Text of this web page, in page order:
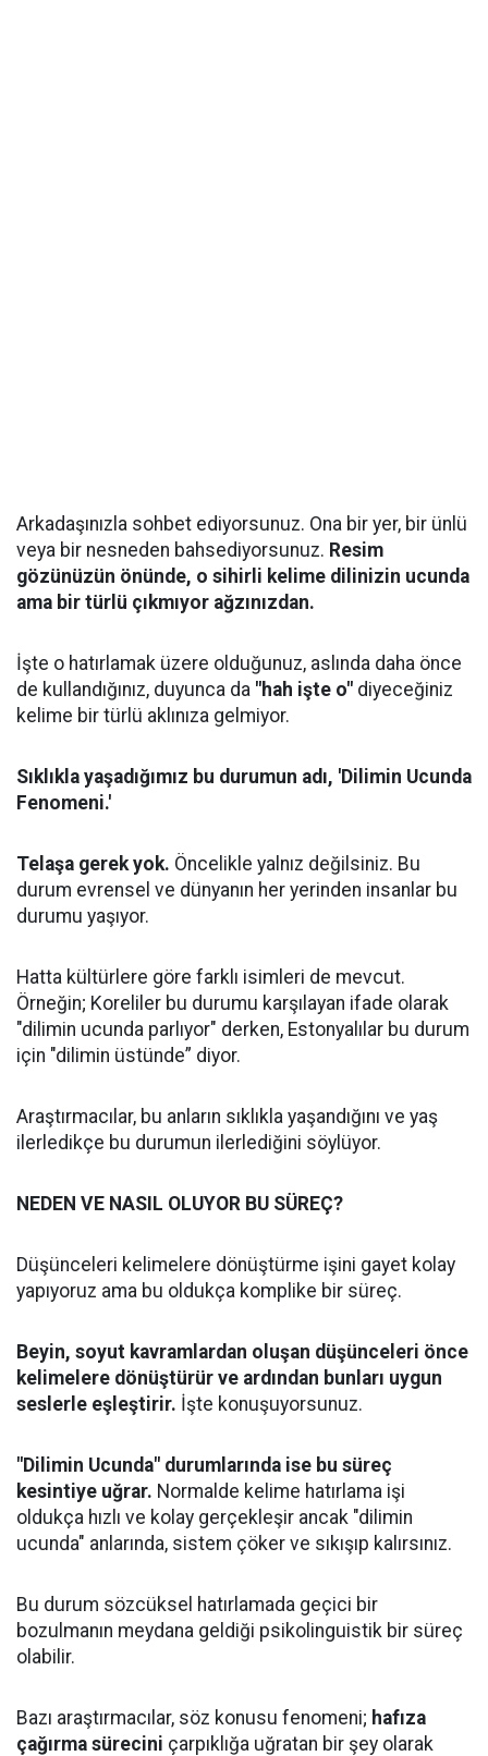
Arkadaşınızla sohbet ediyorsunuz. Ona bir yer, bir ünlü
veya bir nesneden bahsediyorsunuz. Resim
gözünüzün önünde, o sihirli kelime dilinizin ucunda
ama bir türlü çıkmıyor ağzınızdan.
İşte o hatırlamak üzere olduğunuz, aslında daha önce
de kullandığınız, duyunca da "hah işte o" diyeceğiniz
kelime bir türlü aklınıza gelmiyor.
Sıklıkla yaşadığımız bu durumun adı, 'Dilimin Ucunda
Fenomeni.'
Telaşa gerek yok. Öncelikle yalnız değilsiniz. Bu
durum evrensel ve dünyanın her yerinden insanlar bu
durumu yaşıyor.
Hatta kültürlere göre farklı isimleri de mevcut.
Örneğin; Koreliler bu durumu karşılayan ifade olarak
"dilimin ucunda parlıyor" derken, Estonyalılar bu durum
için "dilimin üstünde” diyor.
Araştırmacılar, bu anların sıklıkla yaşandığını ve yaş
ilerledikçe bu durumun ilerlediğini söylüyor.
NEDEN VE NASIL OLUYOR BU SÜREÇ?
Düşünceleri kelimelere dönüştürme işini gayet kolay
yapıyoruz ama bu oldukça komplike bir süreç.
Beyin, soyut kavramlardan oluşan düşünceleri önce
kelimelere dönüştürür ve ardından bunları uygun
seslerle eşleştirir. İşte konuşuyorsunuz.
"Dilimin Ucunda" durumlarında ise bu süreç
kesintiye uğrar. Normalde kelime hatırlama işi
oldukça hızlı ve kolay gerçekleşir ancak "dilimin
ucunda" anlarında, sistem çöker ve sıkışıp kalırsınız.
Bu durum sözcüksel hatırlamada geçici bir
bozulmanın meydana geldiği psikolinguistik bir süreç
olabilir.
Bazı araştırmacılar, söz konusu fenomeni; hafıza
çağırma sürecini çarpıklığa uğratan bir şey olarak